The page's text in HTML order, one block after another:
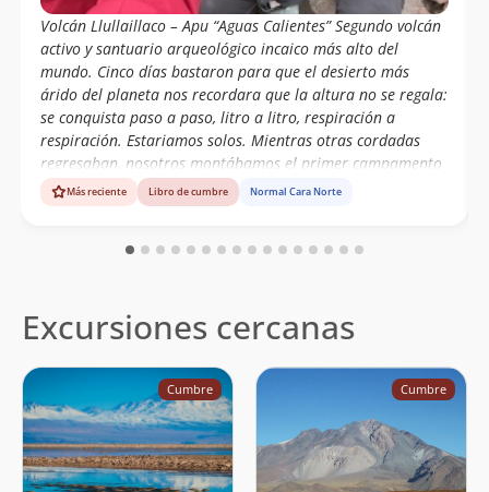
Volcán Llullaillaco – Apu “Aguas Calientes” Segundo volcán
activo y santuario arqueológico incaico más alto del
mundo. Cinco días bastaron para que el desierto más
árido del planeta nos recordara que la altura no se regala:
se conquista paso a paso, litro a litro, respiración a
respiración. Estariamos solos. Mientras otras cordadas
regresaban, nosotros montábamos el primer campamento
a 4.800m. Desde el vehículo ya se intuía la exigencia, el
camino no era amable. Y fue así: portear no solo equipo y
Mochilas pesadas, aire escaso, el corazón marcando el
campamento, el desierto se abría infinito y los penitentes
Más reciente Libro de cumbre Normal Cara Norte
Excursiones cercanas
Cumbre Cumbre